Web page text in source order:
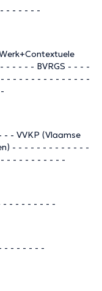
- - - - - -
- - - - - BVRGS - - - -
- - - - - - - - - - - - - -
- VVKP (Vlaamse
- - - - - - - - - - - - -
- - - - - - - - - -
- - - - - - - - -
- - - - - - -